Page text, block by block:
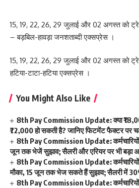
15, 19, 22, 26, 29 जुलाई और 02 अगस्त को
– बड़बिल-हावड़ा जनशताब्दी एक्सप्रेस ।
15, 19, 22, 26, 29 जुलाई और 02 अगस्त को
हटिया-टाटा-हटिया एक्सप्रेस ।
You Might Also Like
8th Pay Commission Update: क्या
₹72,000 हो सकती है? जानिए फिटमेंट फैक्टर पर
8th Pay Commission Update: कर्मचारियों
जून तक भेजें सुझाव; सैलरी और एरियर पर भी बड़ा
8th Pay Commission Update: कर्मचारियों
मौका, 15 जून तक भेज सकते हैं सुझाव; सैलरी में
8th Pay Commission Update: